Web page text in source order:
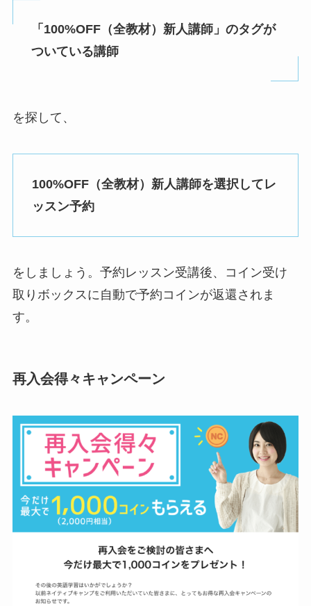
「100%OFF（全教材）新人講師」のタグが
ついている講師
を探して、
100%OFF（全教材）新人講師を選択してレ
ッスン予約
をしましょう。予約レッスン受講後、コイン受け
取りボックスに自動で予約コインが返還されま
す。
再入会得々キャンペーン